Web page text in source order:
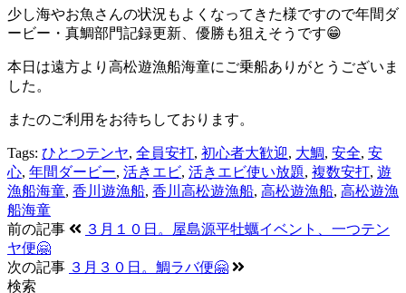
少し海やお魚さんの状況もよくなってきた様ですので年間ダ
ービー・真鯛部門記録更新、優勝も狙えそうです😁
本日は遠方より高松遊漁船海童にご乗船ありがとうございま
した。
またのご利用をお待ちしております。
Tags: ひとつテンヤ, 全員安打, 初心者大歓迎, 大鯛, 安全, 安
心, 年間ダービー, 活きエビ, 活きエビ使い放題, 複数安打, 遊
漁船海童, 香川遊漁船, 香川高松遊漁船, 高松遊漁船, 高松遊漁
船海童
前の記事
３月１０日。屋島源平牡蠣イベント、一つテン
ヤ便🤗
次の記事 ３月３０日。鯛ラバ便🤗
検索